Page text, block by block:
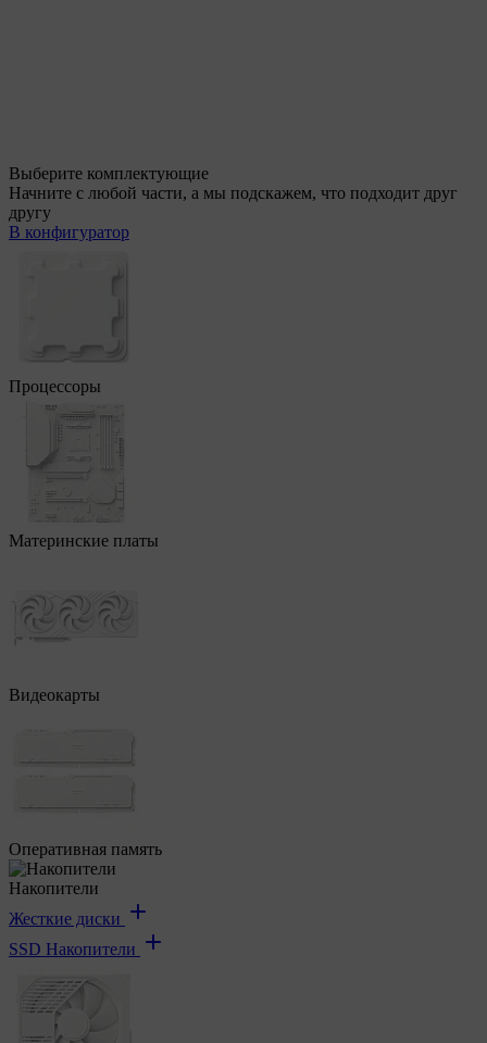
Выберите комплектующие
Начните с любой части, а мы подскажем, что подходит друг
другу
В конфигуратор
Процессоры
Материнские платы
Видеокарты
Оперативная память
Накопители
Жесткие диски
SSD Накопители